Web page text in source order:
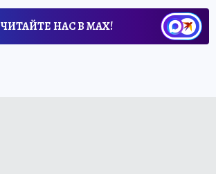
ЧИТАЙТЕ НАС В МАХ!